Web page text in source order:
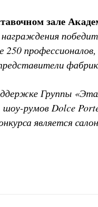
зале
250
Группы
шоу-румов Dolce
является